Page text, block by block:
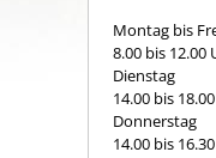
Montag bis
8.00 bis 12.00
14.00 bis
Donnerstag
14.00 bis